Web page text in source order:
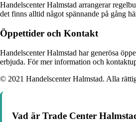
Handelscenter Halmstad arrangerar
det finns alltid något spännande på gång
Öppettider och Kontakt
Handelscenter Halmstad har generösa
erbjuda. För mer information och
© 2021 Handelscenter Halmstad. Alla
Vad är Trade Center